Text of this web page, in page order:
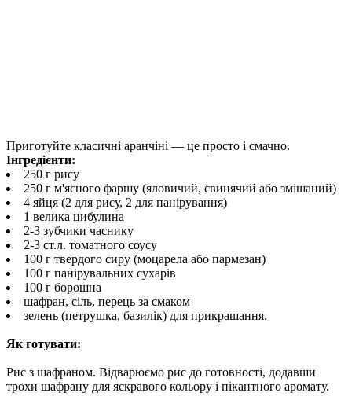
Приготуйте класичні аранчіні — це просто і смачно.
Інгредієнти:
250 г рису
250 г м'ясного фаршу (яловичий, свинячий або змішаний)
4 яйця (2 для рису, 2 для панірування)
1 велика цибулина
2-3 зубчики часнику
2-3 ст.л. томатного соусу
100 г твердого сиру (моцарела або пармезан)
100 г панірувальних сухарів
100 г борошна
шафран, сіль, перець за смаком
зелень (петрушка, базилік) для прикрашання.
Як готувати:
Рис з шафраном. Відварюємо рис до готовності, додавши
трохи шафрану для яскравого кольору і пікантного аромату.